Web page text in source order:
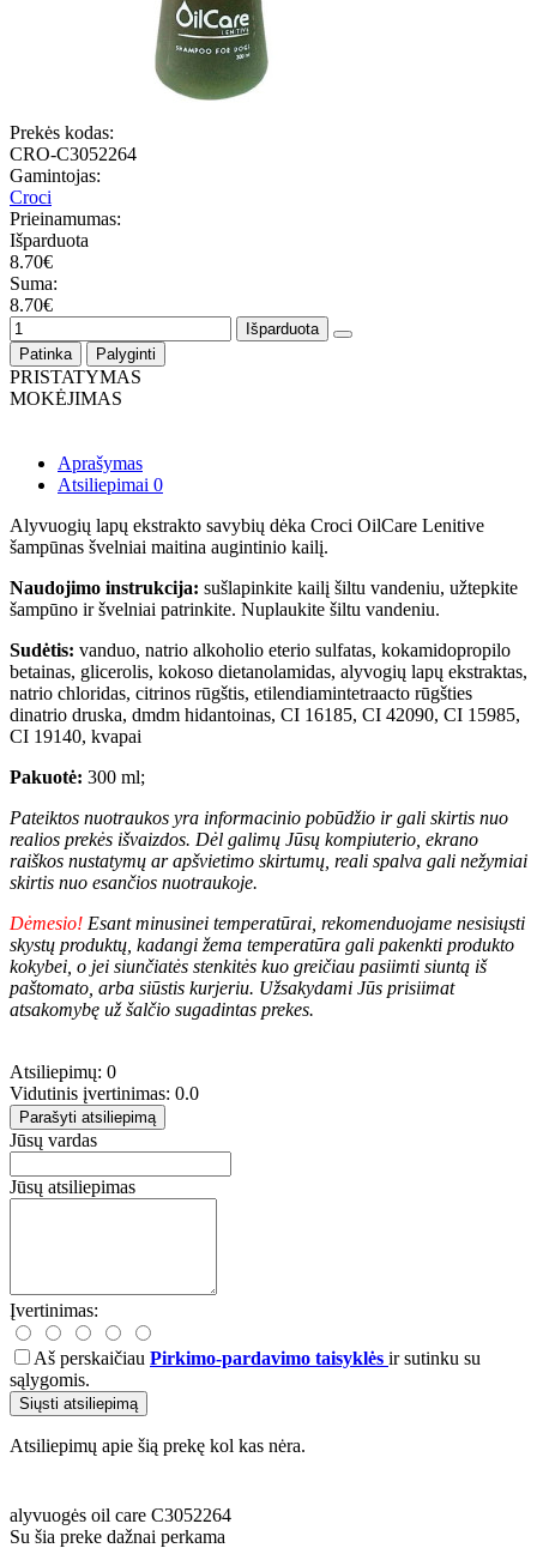
Prekės kodas:
CRO-C3052264
Gamintojas:
Croci
Prieinamumas:
Išparduota
8.70€
Suma:
8.70€
Išparduota
Patinka
Palyginti
PRISTATYMAS
MOKĖJIMAS
Aprašymas
Atsiliepimai 0
Alyvuogių lapų ekstrakto savybių dėka Croci OilCare Lenitive
šampūnas švelniai maitina augintinio kailį.
Naudojimo instrukcija: sušlapinkite kailį šiltu vandeniu, užtepkite
šampūno ir švelniai patrinkite. Nuplaukite šiltu vandeniu.
Sudėtis: vanduo, natrio alkoholio eterio sulfatas, kokamidopropilo
betainas, glicerolis, kokoso dietanolamidas, alyvogių lapų ekstraktas,
natrio chloridas, citrinos rūgštis, etilendiamintetraacto rūgšties
dinatrio druska, dmdm hidantoinas, CI 16185, CI 42090, CI 15985,
CI 19140, kvapai
Pakuotė: 300 ml;
Pateiktos nuotraukos yra informacinio pobūdžio ir gali skirtis nuo
realios prekės išvaizdos. Dėl galimų Jūsų kompiuterio, ekrano
raiškos nustatymų ar apšvietimo skirtumų, reali spalva gali nežymiai
skirtis nuo esančios nuotraukoje.
Dėmesio! Esant minusinei temperatūrai, rekomenduojame nesisiųsti
skystų produktų, kadangi žema temperatūra gali pakenkti produkto
kokybei, o jei siunčiatės stenkitės kuo greičiau pasiimti siuntą iš
paštomato, arba siūstis kurjeriu. Užsakydami Jūs prisiimat
atsakomybę už šalčio sugadintas prekes.
Atsiliepimų: 0
Vidutinis įvertinimas: 0.0
Parašyti atsiliepimą
Jūsų vardas
Jūsų atsiliepimas
Įvertinimas:
Aš perskaičiau Pirkimo-pardavimo taisyklės ir sutinku su
sąlygomis.
Siųsti atsiliepimą
Atsiliepimų apie šią prekę kol kas nėra.
alyvuogės oil care C3052264
Su šia preke dažnai perkama